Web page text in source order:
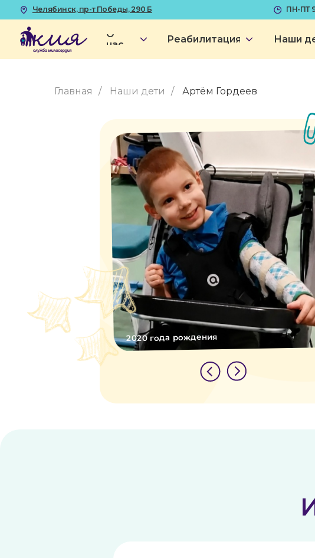
ПН-ПТ 9:00-20:00
Челябинск, пр-т Победы, 290 Б
Наши дети
Реабилитация
нас
Главная / Наши дети / Артём Гордеев
2020 года рождения